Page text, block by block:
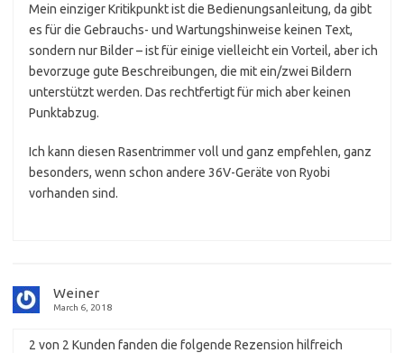
Mein einziger Kritikpunkt ist die Bedienungsanleitung, da gibt
es für die Gebrauchs- und Wartungshinweise keinen Text,
sondern nur Bilder – ist für einige vielleicht ein Vorteil, aber ich
bevorzuge gute Beschreibungen, die mit ein/zwei Bildern
unterstützt werden. Das rechtfertigt für mich aber keinen
Punktabzug.
Ich kann diesen Rasentrimmer voll und ganz empfehlen, ganz
besonders, wenn schon andere 36V-Geräte von Ryobi
vorhanden sind.
Weiner
March 6, 2018
2 von 2 Kunden fanden die folgende Rezension hilfreich